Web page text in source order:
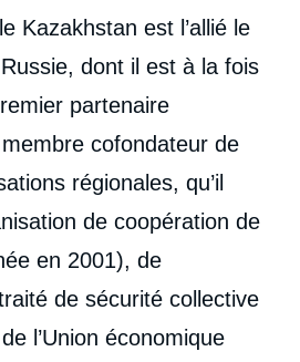
Kazakhstan est l’allié le
dont il est à la fois
partenaire
cofondateur de
régionales, qu’il
de coopération de
en 2001), de
de sécurité collective
l’Union économique